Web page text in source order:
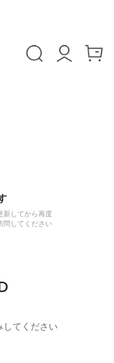
新してから再度
問してください
してください